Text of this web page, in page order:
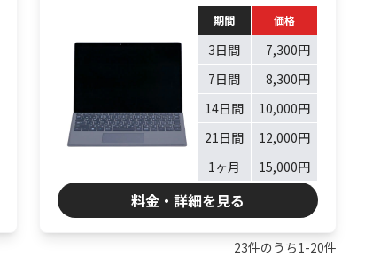
期間 価格
3日間
7,300円
7日間
8,300円
14日間
10,000円
21日間
12,000円
1ヶ月
15,000円
料金・詳細を見る
23件のうち1-20件